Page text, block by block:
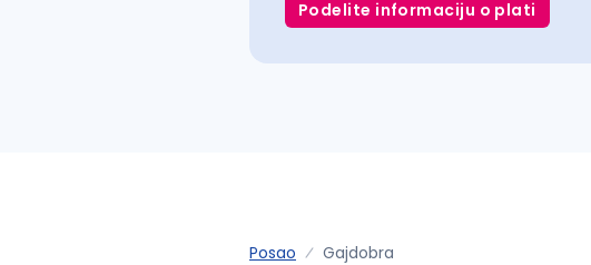
Podelite informaciju o plati
Posao Gajdobra